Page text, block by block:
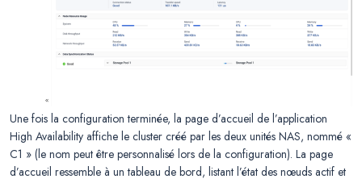
Une fois la configuration terminée, la page d’accueil de l’application
High Availability affiche le cluster créé par les deux unités NAS, nommé «
C1 » (le nom peut être personnalisé lors de la configuration). La page
d’accueil ressemble à un tableau de bord, listant l’état des nœuds actif et